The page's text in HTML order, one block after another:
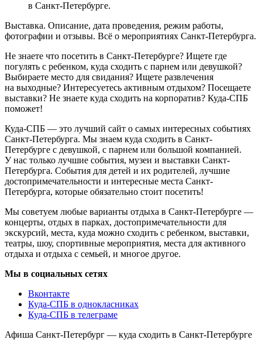
в Санкт-Петербурге.
Выставка. Описание, дата проведения, режим работы,
фотографии и отзывы. Всё о мероприятиях Санкт-Петербурга.
Не знаете что посетить в Санкт-Петербурге? Ищете где
погулять с ребенком, куда сходить с парнем или девушкой?
Выбираете место для свидания? Ищете развлечения
на выходные? Интересуетесь активным отдыхом? Посещаете
выставки? Не знаете куда сходить на корпоратив? Куда-СПБ
поможет!
Куда-СПБ — это лучший сайт о самых интересных событиях
Санкт-Петербурга. Мы знаем куда сходить в Санкт-
Петербурге с девушкой, с парнем или большой компанией.
У нас только лучшие события, музеи и выставки Санкт-
Петербурга. События для детей и их родителей, лучшие
достопримечательности и интересные места Санкт-
Петербурга, которые обязательно стоит посетить!
Мы советуем любые варианты отдыха в Санкт-Петербурге —
концерты, отдых в парках, достопримечательности для
экскурсий, места, куда можно сходить с ребенком, выставки,
театры, шоу, спортивные мероприятия, места для активного
отдыха и отдыха с семьей, и многое другое.
Мы в социальных сетях
Вконтакте
Куда-СПБ в однокласниках
Куда-СПБ в телеграме
Афиша Санкт-Петербург — куда сходить в Санкт-Петербурге